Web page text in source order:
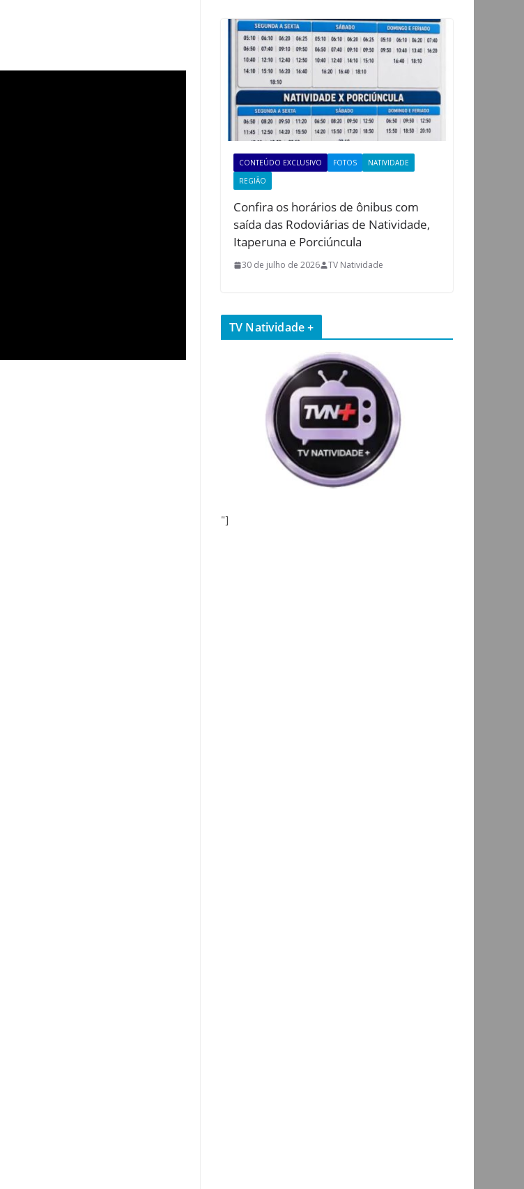
CONTEÚDO EXCLUSIVO FOTOS
NATIVIDADE
REGIÃO
Confira os horários de ônibus com
saída das Rodoviárias de Natividade,
Itaperuna e Porciúncula
30 de julho de 2026 TV Natividade
TV Natividade +
"]